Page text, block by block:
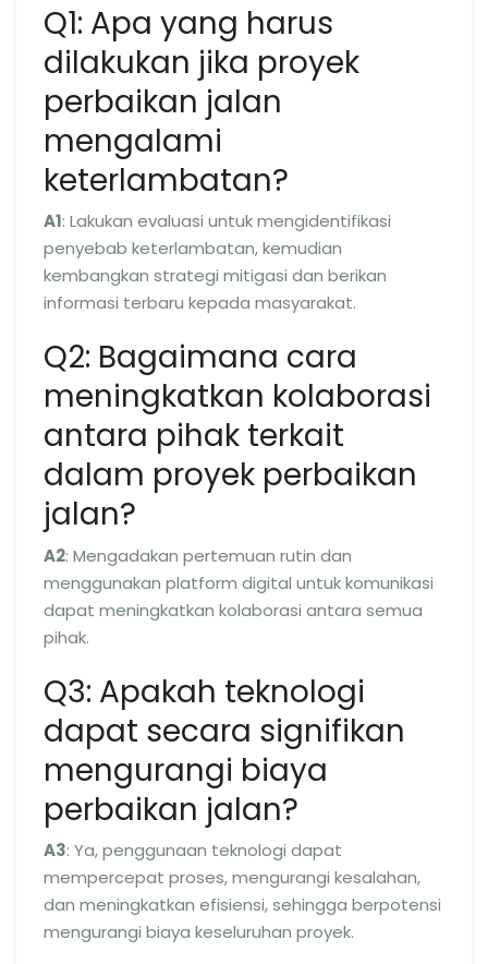
Q1: Apa yang harus
dilakukan jika proyek
perbaikan jalan
mengalami
keterlambatan?
A1: Lakukan evaluasi untuk mengidentifikasi
penyebab keterlambatan, kemudian
kembangkan strategi mitigasi dan berikan
informasi terbaru kepada masyarakat.
Q2: Bagaimana cara
meningkatkan kolaborasi
antara pihak terkait
dalam proyek perbaikan
jalan?
A2: Mengadakan pertemuan rutin dan
menggunakan platform digital untuk komunikasi
dapat meningkatkan kolaborasi antara semua
pihak.
Q3: Apakah teknologi
dapat secara signifikan
mengurangi biaya
perbaikan jalan?
A3: Ya, penggunaan teknologi dapat
mempercepat proses, mengurangi kesalahan,
dan meningkatkan efisiensi, sehingga berpotensi
mengurangi biaya keseluruhan proyek.